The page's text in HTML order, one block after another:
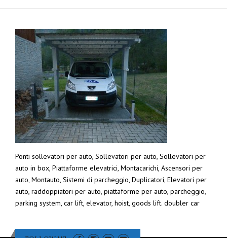
Ponti sollevatori per auto, Sollevatori per auto, Sollevatori per
auto in box, Piattaforme elevatrici, Montacarichi, Ascensori per
auto, Montauto, Sistemi di parcheggio, Duplicatori, Elevatori per
auto, raddoppiatori per auto, piattaforme per auto, parcheggio,
parking system, car lift, elevator, hoist, goods lift. doubler car